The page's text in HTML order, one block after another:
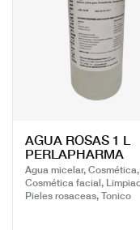
AGUA ROSAS 1 L
PERLAPHARMA
Agua micelar, Cosmética,
Cosmética facial,
Pieles rosaceas, Tonico